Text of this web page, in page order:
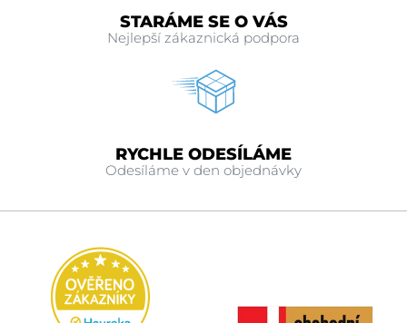
STARÁME SE O VÁS
Nejlepší zákaznická podpora
RYCHLE ODESÍLÁME
Odesíláme v den objednávky